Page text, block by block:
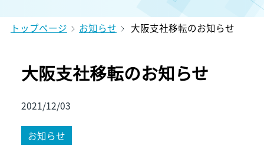
トップページ お知らせ 大阪支社移転のお知らせ
大阪支社移転のお知らせ
2021/12/03
お知らせ